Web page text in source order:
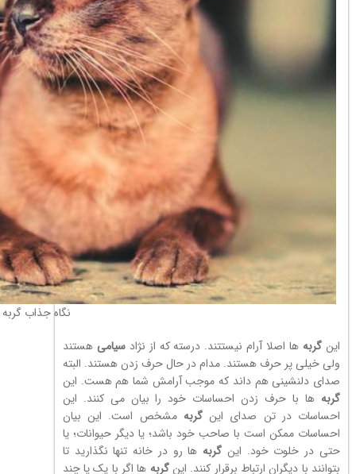
نگاه جذاب
این گربه ها اصلا آرام نیستتند. درسته که از نژادسیامی هستند
ولی خیلی پر حرف هستند. مدام در حال حرف زدن هستند. البته
صدای دلنشینی هم داند که موجب آرامش شما هم هست. این
گربه ها با حرف زدن احساسات خود را بیان می کنند. این
احساسات در تن صدای اینگربه مشخص است. این بیان
احساسات ممکن است با صاحب خود باشد؛ یا دیگر حیوانات؛ یا
حتی در خلوت خود. این گربه ها رو در خانه تنها نگذارید تا
بتوانند با دیگران ارتباط برقرار کنند. اینگربه ها اگر با یک یا چند